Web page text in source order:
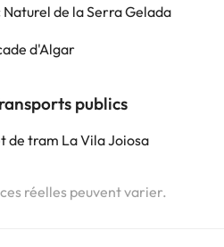
Naturel de la Serra Gelada
d'Algar
publics
de tram La Vila Joiosa
réelles peuvent varier.